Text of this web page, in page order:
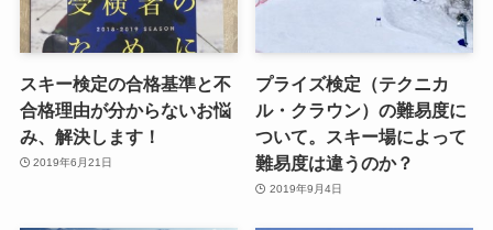
スキー検定の合格基準と不
合格理由が分からないお悩
み、解決します！
2019年6月21日
プライズ検定（テクニカ
ル・クラウン）の難易度に
ついて。スキー場によって
難易度は違うのか？
2019年9月4日